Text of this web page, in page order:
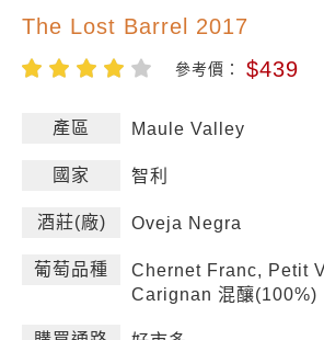
The Lost Barrel 2017
參考價： $439
產區 Maule Valley
國家 智利
酒莊(廠) Oveja Negra
葡萄品種
Chernet Franc, Petit
Carignan 混釀(100%)